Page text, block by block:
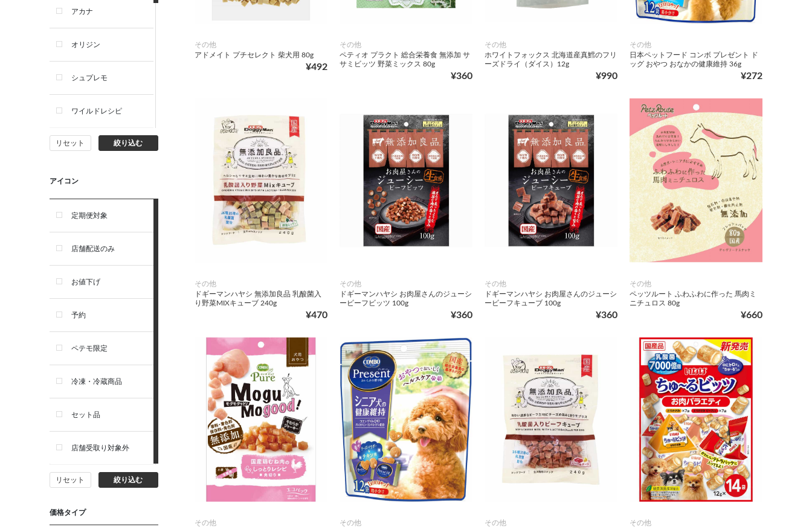
犬ウェットフード
犬おやつ
犬サプリ・ミルク・栄養補給
品
首輪・ハーネス(胴輪)・リー
アカナ
オリジン
シュプレモ
ワイルドレシピ
ナチュラルチョイス
ウェルネス
アーテミス
セレクトバランス
リガロ
ソルビダ
フィジカライフ
リセット 絞り込む
アイコン
定期便対象
店舗配送のみ
お値下げ
予約
ペテモ限定
冷凍・冷蔵商品
セット品
店舗受取り対象外
リセット 絞り込む
価格タイプ
その他
アドメイト プチセレクト 柴犬用 80g
¥492
その他
ペティオ プラクト 総合栄養食 無添加 サ
サミビッツ 野菜ミックス 80g
¥360
その他
ホワイトフォックス 北海道産真鱈のフリ
ーズドライ（ダイス）12g
¥990
その他
日本ペットフード コンボ プレゼント ド
ッグ おやつ おなかの健康維持 36g
¥272
その他
ドギーマンハヤシ 無添加良品 乳酸菌入
り野菜MIXキューブ 240g
¥470
その他
ドギーマンハヤシ お肉屋さんのジューシ
ービーフビッツ 100g
¥360
その他
ドギーマンハヤシ お肉屋さんのジューシ
ービーフキューブ 100g
¥360
その他
ペッツルート ふわふわに作った 馬肉ミ
ニチュロス 80g
¥660
その他
その他
その他
その他